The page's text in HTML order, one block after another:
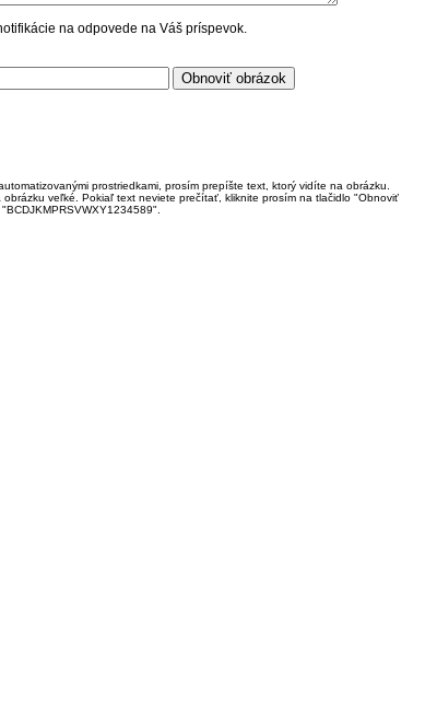
na odpovede na Váš príspevok.
prostriedkami, prosím prepíšte text, ktorý vidíte na obrázku.
veľké. Pokiaľ text neviete prečítať, kliknite prosím na tlačidlo "Obnoviť